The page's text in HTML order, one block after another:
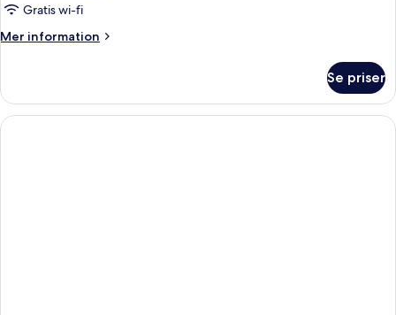
Gratis wi-fi
Mer information
Mer
Suite
Se priser